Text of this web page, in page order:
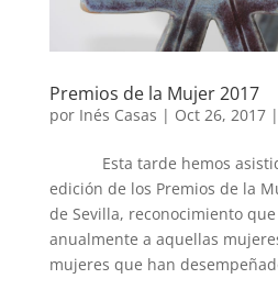
Premios de la Mujer 2017
por Inés Casas | Oct 26, 2017|
Esta tarde hemos
edición de los Premios de la
de Sevilla, reconocimiento
anualmente a aquellas
mujeres que han